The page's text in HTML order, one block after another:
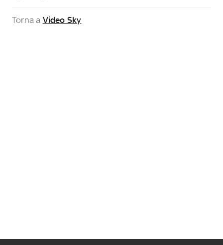
Torna a Video Sky